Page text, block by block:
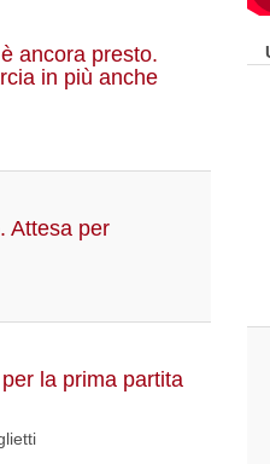
ancora presto.
in più anche
Attesa per
la prima partita